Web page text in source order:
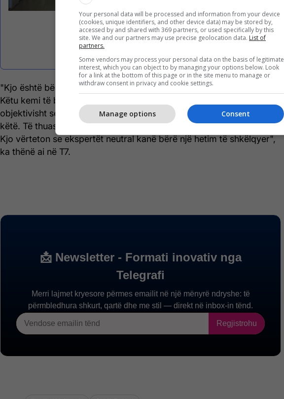
ardhur nga Zvicra
(Dokument)
"Kjo është bërë në mënyrë që të fshihet krimi më i madh i pasluftës.
Këtu kemi të bëjmë me të dhëna shumë të rëndësishme. Duke thënë
objektivisht se personi i tretë është i pranishëm raporti e vërteton
këtë. Të thuash që ka pasur pak ose aspak ADN është e pavërtetë.
Kjo vërteton se ekspertët neutral kanë bërë një hetim të shkëlqyer",
ka thënë ai në T7.
Your personal data will be processed and information from your device
(cookies, unique identifiers, and other device data) may be stored by,
accessed by and shared with 369 partners, or used specifically by this
site. We and our partners may use precise geolocation data. List of
partners.
Some vendors may process your personal data on the basis of legitimate
interest, which you can object to by managing your options below. Look
for a link at the bottom of this page or in the site menu to manage or
withdraw consent in privacy and cookie settings.
Consent
Manage options